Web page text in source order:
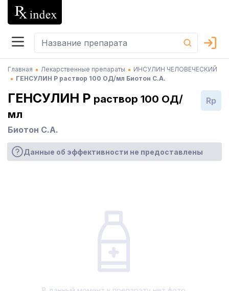
Главная Лекарственные препараты
ИНСУЛИН ЧЕЛОВЕЧЕСКИЙ
ГЕНСУЛИН Р раствор 100 ОД/мл Биотон С.А.
ГЕНСУЛИН Р раствор 100 ОД/
мл
Биотон С.А.
Rp
Данные об эффективности не предоставлены